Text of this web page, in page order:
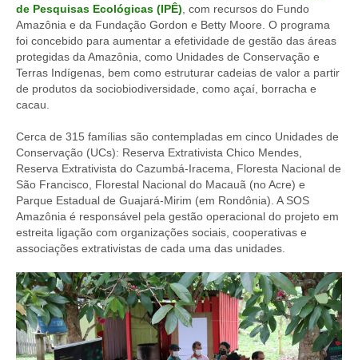
de Pesquisas Ecológicas (IPÊ) , com recursos do Fundo
Amazônia e da Fundação Gordon e Betty Moore. O programa
foi concebido para aumentar a efetividade de gestão das áreas
protegidas da Amazônia, como Unidades de Conservação e
Terras Indígenas, bem como estruturar cadeias de valor a partir
de produtos da sociobiodiversidade, como açaí, borracha e
cacau.
Cerca de 315 famílias são contempladas em cinco Unidades de
Conservação (UCs): Reserva Extrativista Chico Mendes,
Reserva Extrativista do Cazumbá-Iracema, Floresta Nacional de
São Francisco, Florestal Nacional do Macauã (no Acre) e
Parque Estadual de Guajará-Mirim (em Rondônia). A SOS
Amazônia é responsável pela gestão operacional do projeto em
estreita ligação com organizações sociais, cooperativas e
associações extrativistas de cada uma das unidades.